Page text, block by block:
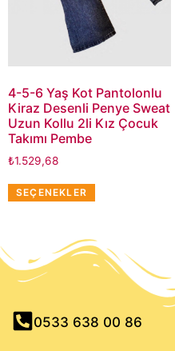
4-5-6 Yaş Kot Pantolonlu
Kiraz Desenli Penye Sweat
Uzun Kollu 2li Kız Çocuk
Takımı Pembe
₺1.529,68
SEÇENEKLER
0533 638 00 86